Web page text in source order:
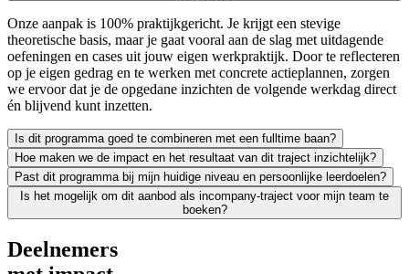
Onze aanpak is 100% praktijkgericht. Je krijgt een stevige
theoretische basis, maar je gaat vooral aan de slag met uitdagende
oefeningen en cases uit jouw eigen werkpraktijk. Door te reflecteren
op je eigen gedrag en te werken met concrete actieplannen, zorgen
we ervoor dat je de opgedane inzichten de volgende werkdag direct
én blijvend kunt inzetten.
Is dit programma goed te combineren met een fulltime baan?
Zeker. We leiden uitsluitend werkende professionals op en weten
Hoe maken we de impact en het resultaat van dit traject inzichtelijk?
Leren moet leiden tot merkbaar resultaat; voor jezelf én voor je
Past dit programma bij mijn huidige niveau en persoonlijke leerdoelen?
We vinden het essentieel dat je een traject kiest dat écht bij je past
Is het mogelijk om dit aanbod als incompany-traject voor mijn team te
boeken?
Absoluut. Vrijwel al onze trainingen en opleidingen kunnen we
Deelnemers